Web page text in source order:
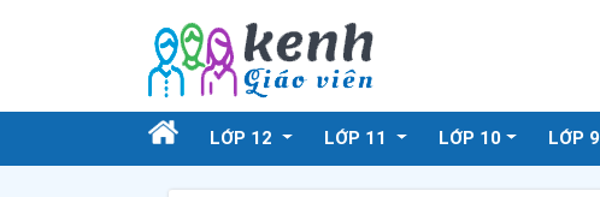
LỚP 12 LỚP 11 LỚP 10 LỚP 9